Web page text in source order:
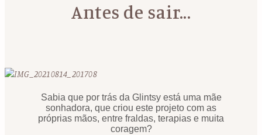
Antes de sair...
Sabia que por trás da Glintsy está uma mãe
sonhadora, que criou este projeto com as
próprias mãos, entre fraldas, terapias e muita
coragem?